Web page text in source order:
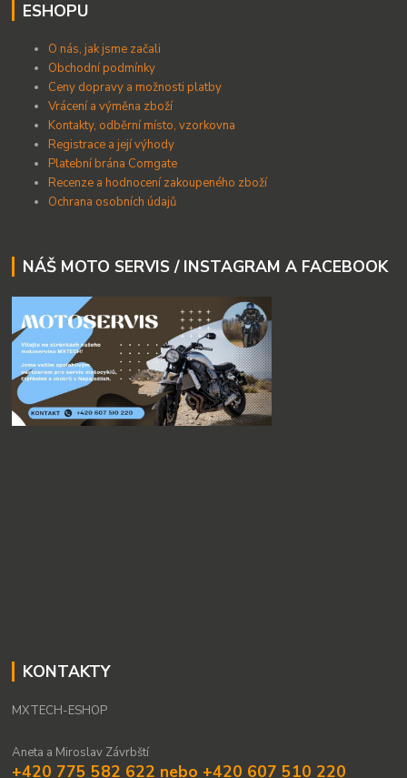
ESHOPU
O nás, jak jsme začali
Obchodní podmínky
Ceny dopravy a možnosti platby
Vrácení a výměna zboží
Kontakty, odběrní místo, vzorkovna
Registrace a její výhody
Platební brána Comgate
Recenze a hodnocení zakoupeného zboží
Ochrana osobních údajů
NÁŠ MOTO SERVIS / INSTAGRAM A FACEBOOK
KONTAKTY
MXTECH-ESHOP
Aneta a Miroslav Závrbští
+420 775 582 622 nebo +420 607 510 220